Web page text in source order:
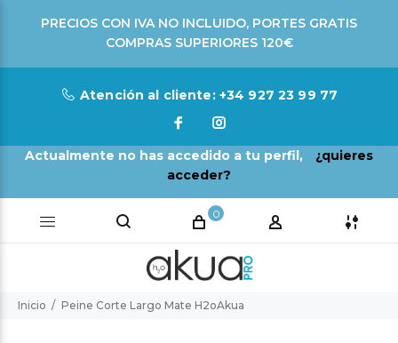
PRECIOS CON IVA NO INCLUIDO, PORTES GRATIS
COMPRAS SUPERIORES 120€
Atención al cliente: +34 927 23 99 77
Actualmente no has accedido a tu perfil,
¿quieres
acceder?
0
Inicio Peine Corte Largo Mate H2oAkua